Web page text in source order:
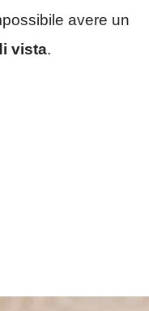
avere un
vista.